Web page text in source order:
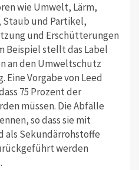
wie Umwelt, Lärm,
Staub und Partikel,
und Erschütterungen
Beispiel stellt das Label
an den Umweltschutz
Eine Vorgabe von Leed
75 Prozent der
müssen. Die Abfälle
so dass sie mit
als Sekundärrohstoffe
werden